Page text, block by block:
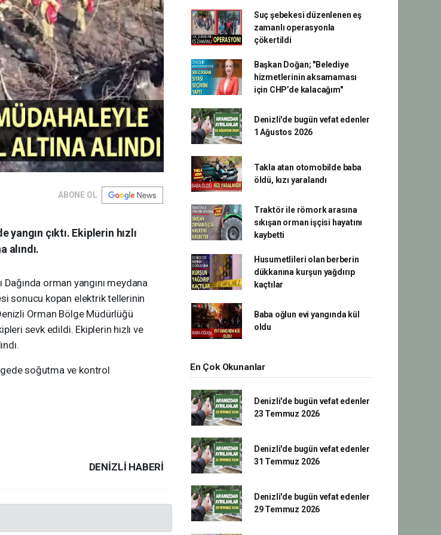
ABONE OL
yangın çıktı. Ekiplerin hızlı
alındı.
orman yangını meydana
sonucu kopan elektrik tellerinin
Orman Bölge Müdürlüğü
sevk edildi. Ekiplerin hızlı ve
soğutma ve kontrol
DENIZLI HABERİ
Suç şebekesi düzenlenen eş
zamanlı operasyonla
çökertildi
Başkan Doğan; "Belediye
hizmetlerinin aksamaması
için CHP’de kalacağım"
Denizli'de bugün vefat edenler
1 Ağustos 2026
Takla atan otomobilde baba
öldü, kızı yaralandı
Traktör ile römork arasına
sıkışan orman işçisi hayatını
kaybetti
Husumetlileri olan berberin
dükkanına kurşun yağdırıp
kaçtılar
Baba oğlun evi yangında kül
oldu
En Çok Okunanlar
Denizli'de bugün vefat edenler
23 Temmuz 2026
Denizli'de bugün vefat edenler
31 Temmuz 2026
Denizli'de bugün vefat edenler
29 Temmuz 2026